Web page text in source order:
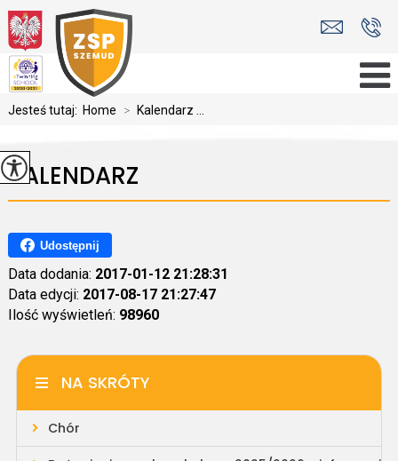
Jesteś tutaj: Home > Kalendarz ...
KALENDARZ
Udostępnij
Data dodania: 2017-01-12 21:28:31
Data edycji: 2017-08-17 21:27:47
Ilość wyświetleń: 98960
NA SKRÓTY
Chór